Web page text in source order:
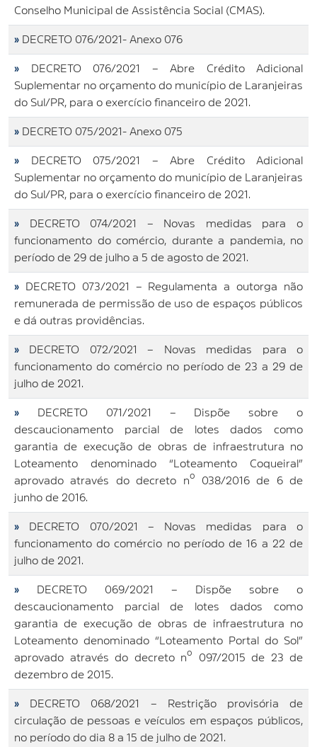
Conselho Municipal de Assistência Social (CMAS).
» DECRETO 076/2021- Anexo 076
»
DECRETO 076/2021 – Abre Crédito Adicional
Suplementar no orçamento do município de Laranjeiras
do Sul/PR, para o exercício financeiro de 2021.
» DECRETO 075/2021- Anexo 075
»
DECRETO 075/2021 – Abre Crédito Adicional
Suplementar no orçamento do município de Laranjeiras
do Sul/PR, para o exercício financeiro de 2021.
»
DECRETO 074/2021 – Novas medidas para o
funcionamento do comércio, durante a pandemia, no
período de 29 de julho a 5 de agosto de 2021.
»
DECRETO 073/2021 – Regulamenta a outorga não
remunerada de permissão de uso de espaços públicos
e dá outras providências.
» DECRETO 072/2021 – Novas medidas para o
funcionamento do comércio no período de 23 a 29 de
julho de 2021.
»
DECRETO 071/2021 – Dispõe sobre o
descaucionamento parcial de lotes dados como
garantia de execução de obras de infraestrutura no
Loteamento denominado “Loteamento Coqueiral”
aprovado através do decreto nº 038/2016 de 6 de
junho de 2016.
»
DECRETO 070/2021 – Novas medidas para o
funcionamento do comércio no período de 16 a 22 de
julho de 2021.
»
DECRETO 069/2021 – Dispõe sobre o
descaucionamento parcial de lotes dados como
garantia de execução de obras de infraestrutura no
Loteamento denominado “Loteamento Portal do Sol”
aprovado através do decreto nº 097/2015 de 23 de
dezembro de 2015.
»
DECRETO 068/2021 – Restrição provisória de
circulação de pessoas e veículos em espaços públicos,
no período do dia 8 a 15 de julho de 2021.